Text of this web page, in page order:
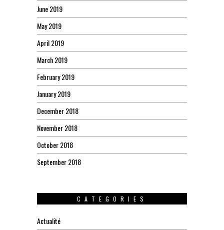
June 2019
May 2019
April 2019
March 2019
February 2019
January 2019
December 2018
November 2018
October 2018
September 2018
CATEGORIES
Actualité